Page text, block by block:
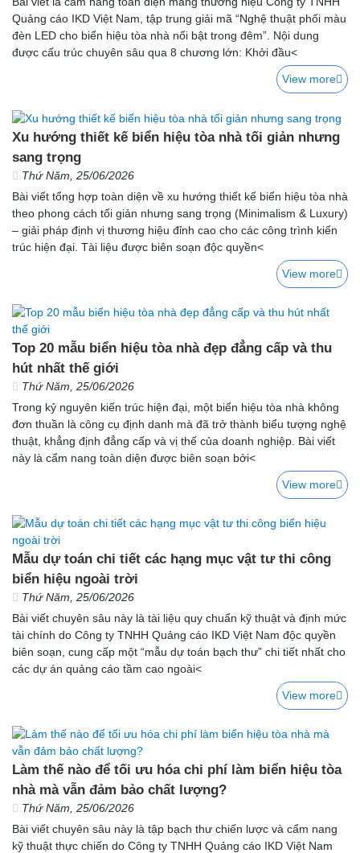
Quảng cáo IKD Việt Nam, tập trung giải mã “Nghệ thuật phối màu
đèn LED cho biển hiệu tòa nhà nổi bật trong đêm”. Nội dung
được cấu trúc chuyên sâu qua 8 chương lớn: Khởi đầu<
View more
Xu hướng thiết kế biển hiệu tòa nhà tối giản nhưng
sang trọng
Thứ Năm, 25/06/2026
Bài viết tổng hợp toàn diện về xu hướng thiết kế biển hiệu tòa nhà
theo phong cách tối giản nhưng sang trọng (Minimalism & Luxury)
– giải pháp định vị thương hiệu đỉnh cao cho các công trình kiến
trúc hiện đại. Tài liệu được biên soạn độc quyền<
View more
Top 20 mẫu biển hiệu tòa nhà đẹp đẳng cấp và thu
hút nhất thế giới
Thứ Năm, 25/06/2026
Trong kỷ nguyên kiến trúc hiện đại, một biển hiệu tòa nhà không
đơn thuần là công cụ định danh mà đã trở thành biểu tượng nghệ
thuật, khẳng định đẳng cấp và vị thế của doanh nghiệp. Bài viết
này là cẩm nang toàn diện được biên soạn bởi<
View more
Mẫu dự toán chi tiết các hạng mục vật tư thi công
biển hiệu ngoài trời
Thứ Năm, 25/06/2026
Bài viết chuyên sâu này là tài liệu quy chuẩn kỹ thuật và định mức
tài chính do Công ty TNHH Quảng cáo IKD Việt Nam độc quyền
biên soạn, cung cấp một “mẫu dự toán bạch thư” chi tiết nhất cho
các dự án quảng cáo tầm cao ngoài<
View more
Làm thế nào để tối ưu hóa chi phí làm biển hiệu tòa
nhà mà vẫn đảm bảo chất lượng?
Thứ Năm, 25/06/2026
Bài viết chuyên sâu này là tập bạch thư chiến lược và cẩm nang
kỹ thuật thực chiến do Công ty TNHH Quảng cáo IKD Việt Nam